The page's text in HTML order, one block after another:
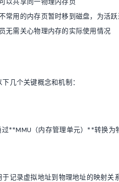
常用的内存页暂时移到磁盘，为活
无需关心物理内存的实际使用情况
几个关键概念和机制：
**MMU（内存管理单元）**转换为
于记录虚拟地址到物理地址的映射关